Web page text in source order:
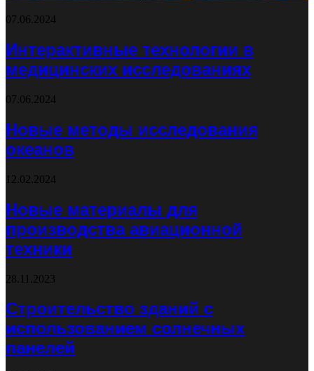
07.06.2024
Интерактивные технологии в
медицинских исследованиях
07.06.2024
Новые методы исследования
океанов
12.02.2024
Новые материалы для
производства авиационной
техники
28.11.2023
Строительство зданий с
использованием солнечных
панелей